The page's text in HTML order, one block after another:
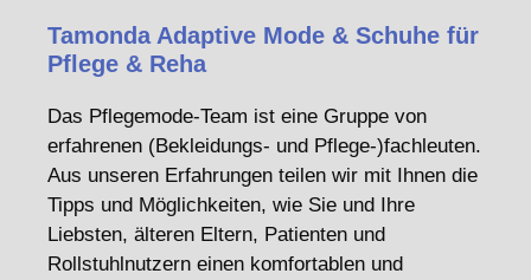
Tamonda Adaptive Mode & Schuhe für
Pflege & Reha
Das Pflegemode-Team ist eine Gruppe von
erfahrenen (Bekleidungs- und Pflege-)fachleuten.
Aus unseren Erfahrungen teilen wir mit Ihnen die
Tipps und Möglichkeiten, wie Sie und Ihre
Liebsten, älteren Eltern, Patienten und
Rollstuhlnutzern einen komfortablen und